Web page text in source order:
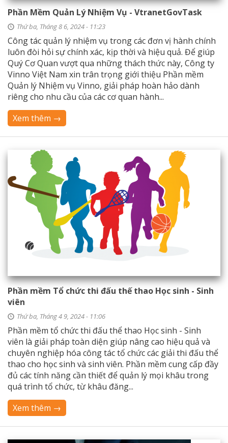
Phần Mềm Quản Lý Nhiệm Vụ - VtranetGovTask
Thứ ba, Tháng 8 6, 2024 - 11:23
Công tác quản lý nhiệm vụ trong các đơn vị hành chính
luôn đòi hỏi sự chính xác, kịp thời và hiệu quả. Để giúp
Quý Cơ Quan vượt qua những thách thức này, Công ty
Vinno Việt Nam xin trân trọng giới thiệu Phần mềm
Quản lý Nhiệm vụ Vinno, giải pháp hoàn hảo dành
riêng cho nhu cầu của các cơ quan hành...
Xem thêm →
Phần mềm Tổ chức thi đấu thế thao Học sinh - Sinh
viên
Thứ ba, Tháng 4 9, 2024 - 11:06
Phần mềm tổ chức thi đấu thể thao Học sinh - Sinh
viên là giải pháp toàn diện giúp nâng cao hiệu quả và
chuyên nghiệp hóa công tác tổ chức các giải thi đấu thể
thao cho học sinh và sinh viên. Phần mềm cung cấp đầy
đủ các tính năng cần thiết để quản lý mọi khâu trong
quá trình tổ chức, từ khâu đăng...
Xem thêm →